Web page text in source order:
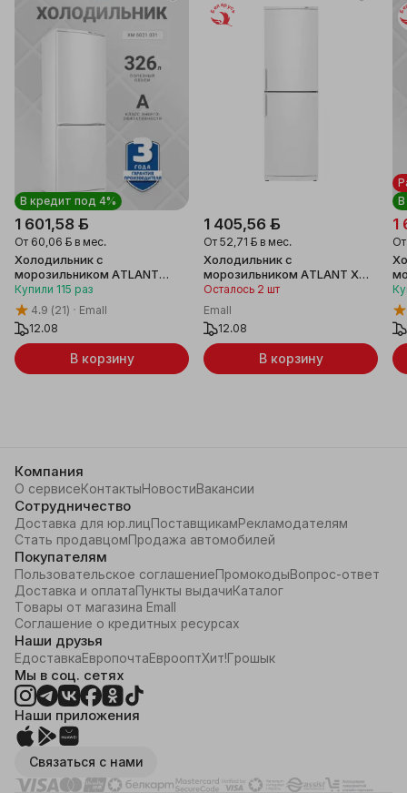
В кредит под 4%
1 601,58 ƃ
От 60,06 ƃ в мес.
Холодильник с
морозильником ATLANT
ХМ6021-031
Купили 115 раз
4.9 (21)
Emall
12.08
В корзину
Беларусь
1 405,56 ƃ
От 52,71 ƃ в мес.
Холодильник с
морозильником ATLANT ХМ
4023-000
Осталось 2 шт
Emall
12.08
В корзину
В
1
Компания
О сервисеКонтактыНовостиВакансии
Сотрудничество
Доставка для юр.лицПоставщикамРекламодателям
Стать продавцомПродажа автомобилей
Покупателям
Пользовательское соглашениеПромокодыВопрос-ответ
Доставка и оплатаПункты выдачиКаталог
Товары от магазина Emall
Соглашение о кредитных ресурсах
Наши друзья
ЕдоставкаЕвропочтаЕврооптХит!Грошык
Мы в соц. сетях
Наши приложения
Связаться с нами